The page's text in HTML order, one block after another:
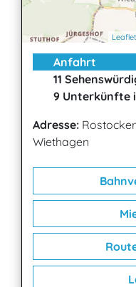
Leaflet
Anfahrt
11
9 Unterkünfte
Adresse:
Wiethagen